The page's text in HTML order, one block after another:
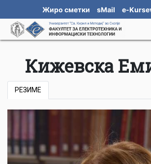
Жиро сметки sMail e-
Кижевска
РЕЗИМЕ